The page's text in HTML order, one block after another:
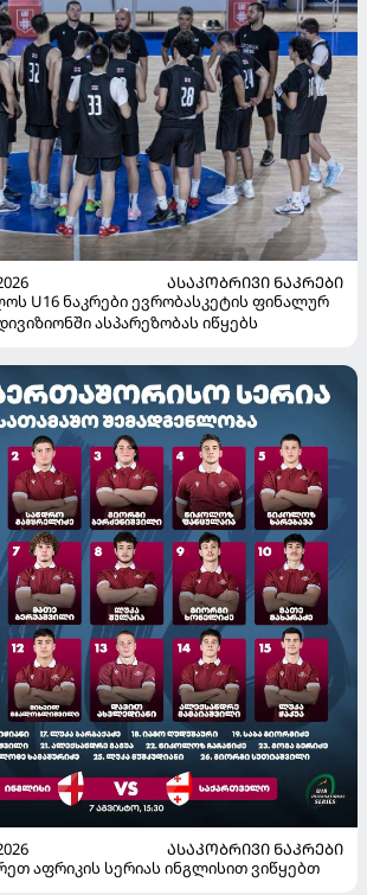
ᲐᲡᲐᲙᲝᲑᲠᲘᲕᲘ ᲜᲐᲙᲠᲔᲑᲘ
U16 ნაკრები ევრობასკეტის ფინალურ
ასპარეზობას იწყებს
ᲐᲡᲐᲙᲝᲑᲠᲘᲕᲘ ᲜᲐᲙᲠᲔᲑᲘ
აფრიკის სერიას ინგლისით ვიწყებთ